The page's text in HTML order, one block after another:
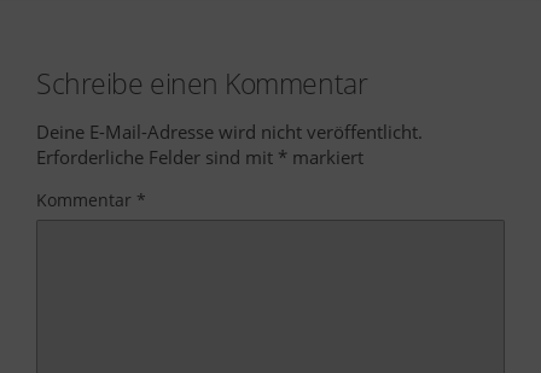
Schreibe einen Kommentar
Deine E-Mail-Adresse wird nicht veröffentlicht.
Erforderliche Felder sind mit * markiert
Kommentar *